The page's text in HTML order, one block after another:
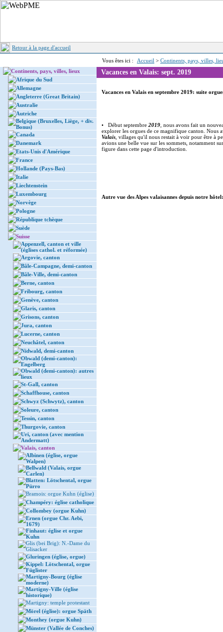
Retour à la page d'accueil
Vous êtes ici : Accueil > Continents, pays, villes,
Continents, pays, villes, lieux
Afrique du Sud
Allemagne
Angleterre (Great Britain)
Australie
Autriche
Belgique (Bruxelles, Liège, + div.
Bonus)
Canada
Danemark
Etats-Unis d'Amérique
France
Hollande (Pays-Bas)
Italie
Liechtenstein
Luxembourg
Norvège
Pologne
République tchèque
Suède
Suisse
Appenzell, canton et ville
(églises cathol. et réformée)
Argovie, canton
Bâle-Campagne, demi-canton
Bâle-Ville, demi-canton
Berne, canton
Fribourg, canton
Genève, canton
Glaris, canton
Grisons, canton
Jura, canton
Lucerne, canton
Neuchâtel, canton
Nidwald, demi-canton
Obwald (demi-canton):
Engelberg
Obwald (demi-canton): autres
lieux
St-Gall, canton
Schaffhouse, canton
Schwyz (Schwytz), canton
Soleure, canton
Tessin, canton
Thurgovie, canton
Uri, canton (avec mention
Andermatt)
Valais, canton
Albinen (église, orgue
Walpen)
Bellwald (Valais, orgue
Carlen)
Blatten: Lötschental, orgue
Pürro
Bramois: orgue Kuhn (église)
Champéry: église catholique
Collombey (orgue Kuhn)
Ernen (orgue Chr. Aebi,
1679)
Finhaut: église et orgue
Kuhn
Glis (bei Brig): N.-Dame du
Glisacker
Gluringen (église, orgue)
Kippel: Lötschental, orgue
Füglister
Martigny-Bourg (église
moderne)
Martigny-Ville (église
historique)
Martigny: temple protestant
Mörel (église): orgue Späth
Monthey (orgue Kuhn)
Münster (Vallée de Conches)
Vacances en Valais: sept. 2019
Vacances en Valais en septembre 2019: suite
• Début septembre 2019 , nous avons fait un
explorer les orgues de ce magnifique canton. Nous
Valais , villages qu'il nous restait à voir pour être à
avions une belle vue sur les sommets, notamment
figure dans cette page d'introduction.
Autre vue des Alpes valaisannes depuis notre